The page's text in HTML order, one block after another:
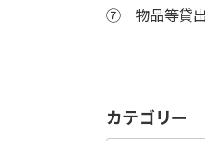
⑦ 物品等貸
カテゴリー